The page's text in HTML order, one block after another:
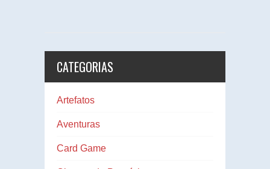
CATEGORIAS
Artefatos
Aventuras
Card Game